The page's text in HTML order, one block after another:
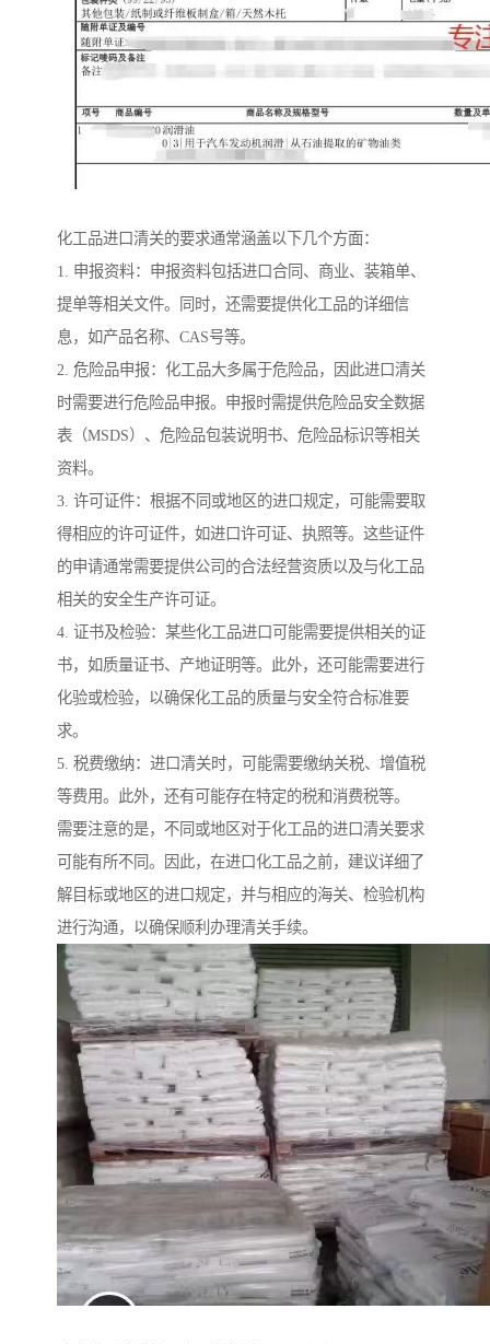
化工品进口清关的要求通常涵盖以下几个方面：
1. 申报资料：申报资料包括进口合同、商业、装箱单、
提单等相关文件。同时，还需要提供化工品的详细信
息，如产品名称、CAS号等。
2. 危险品申报：化工品大多属于危险品，因此进口清关
时需要进行危险品申报。申报时需提供危险品安全数据
表（MSDS）、危险品包装说明书、危险品标识等相关
资料。
3. 许可证件：根据不同或地区的进口规定，可能需要取
得相应的许可证件，如进口许可证、执照等。这些证件
的申请通常需要提供公司的合法经营资质以及与化工品
相关的安全生产许可证。
4. 证书及检验：某些化工品进口可能需要提供相关的证
书，如质量证书、产地证明等。此外，还可能需要进行
化验或检验，以确保化工品的质量与安全符合标准要
求。
5. 税费缴纳：进口清关时，可能需要缴纳关税、增值税
等费用。此外，还有可能存在特定的税和消费税等。
需要注意的是，不同或地区对于化工品的进口清关要求
可能有所不同。因此，在进口化工品之前，建议详细了
解目标或地区的进口规定，并与相应的海关、检验机构
进行沟通，以确保顺利办理清关手续。